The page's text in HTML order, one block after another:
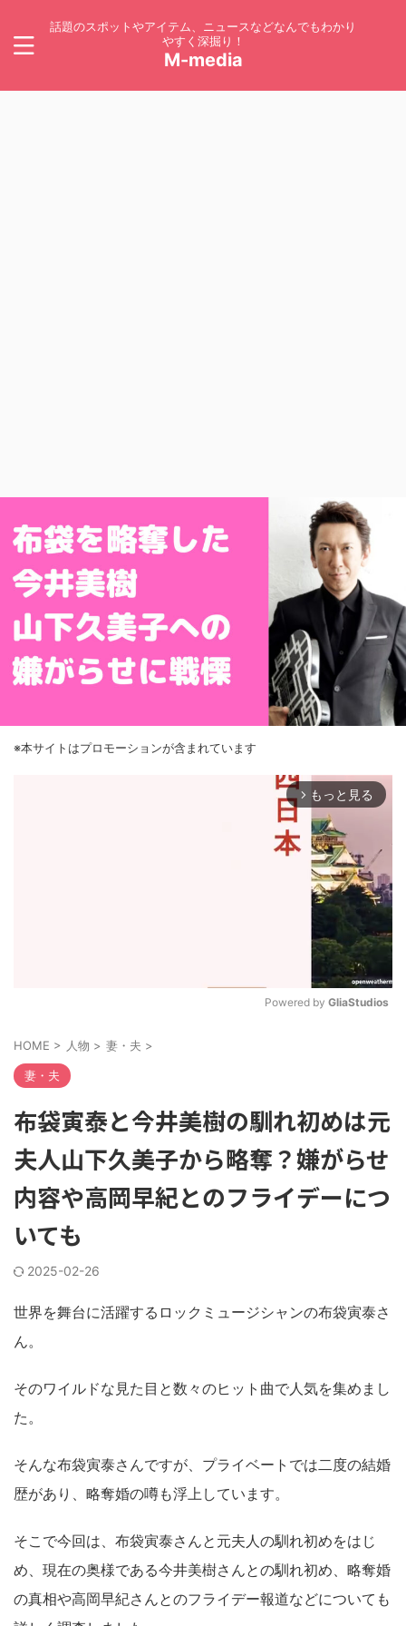
話題のスポットやアイテム、ニュースなどなんでもわかり
やすく深掘り！
M-media
※本サイトはプロモーションが含まれています
arrow_forward_ios もっと見る
Powered by GliaStudios
HOME > 人物 > 妻・夫 >
妻・夫
布袋寅泰と今井美樹の馴れ初めは元
夫人山下久美子から略奪？嫌がらせ
内容や高岡早紀とのフライデーにつ
いても
2025-02-26
世界を舞台に活躍するロックミュージシャンの布袋寅泰さ
ん。
そのワイルドな見た目と数々のヒット曲で人気を集めまし
た。
そんな布袋寅泰さんですが、プライベートでは二度の結婚
歴があり、略奪婚の噂も浮上しています。
そこで今回は、布袋寅泰さんと元夫人の馴れ初めをはじ
め、現在の奥様である今井美樹さんとの馴れ初め、略奪婚
の真相や高岡早紀さんとのフライデー報道などについても